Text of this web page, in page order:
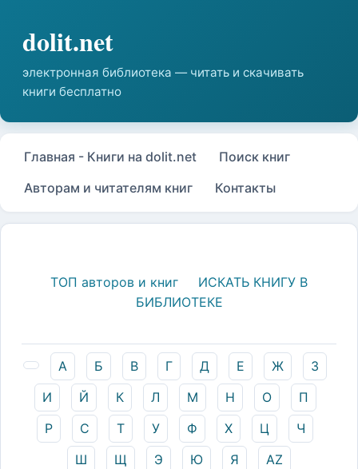
Главная - Книги на dolit.net
Поиск книг
Авторам и читателям книг
Контакты
ТОП авторов и книг
ИСКАТЬ КНИГУ В
БИБЛИОТЕКЕ
А Б В Г Д Е Ж
З
И
Й К Л М Н О
П
Р
С Т У Ф Х Ц
Ч
Ш
Щ Э Ю Я AZ